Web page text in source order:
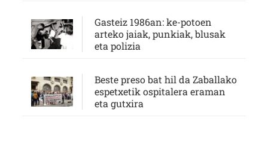
Gasteiz 1986an: ke-potoen
arteko jaiak, punkiak, blusak
eta polizia
Beste preso bat hil da Zaballako
espetxetik ospitalera eraman
eta gutxira